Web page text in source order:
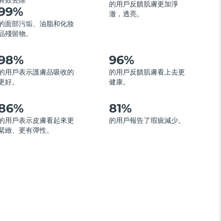
面部污垢、油脂和化妝
殘留物。
的用戶反饋肌膚更加淨
澈，透亮。
用戶表示護膚品吸收的
好。
96%
的用戶反饋肌膚看上去更
健康。
用戶表示皮膚看起來更
緻、更有彈性。
81%
的用戶報告了瑕疵減少。